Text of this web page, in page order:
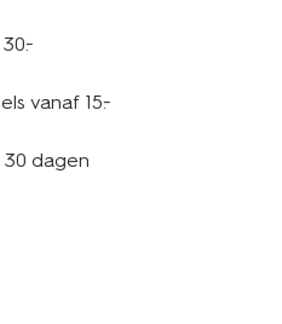
vanaf 15.-
dagen